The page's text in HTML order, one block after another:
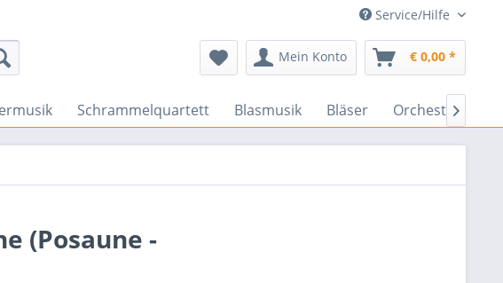
Service/Hilfe
Mein Konto € 0,00 *
Schrammelquartett Blasmusik Bläser Orchester

(Posaune -